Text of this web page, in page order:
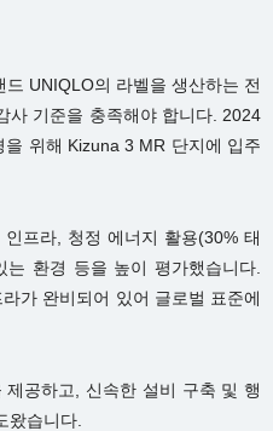
UNIQLO의 라벨을 생산하는 전
사 기준을 충족해야 합니다. 2024
위해 Kizuna 3 MR 단지에 입주
프라, 청정 에너지 활용(30% 태
환경 등을 높이 평가했습니다.
가 완비되어 있어 글로벌 표준에
공하고, 신속한 설비 구축 및 행
왔습니다.